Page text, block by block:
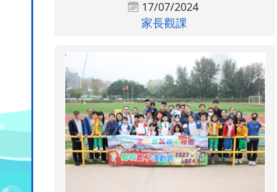
17/07/2024
家長觀課